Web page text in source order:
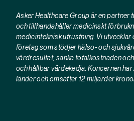
Asker Healthcare Group är en partner
och tillhandahåller medicinskt
medicinteknisk utrustning. Vi
företag som stödjer hälso- och
vårdresultat, sänka totalkostnaden
och hållbar värdekedja. Koncernen
länder och omsätter 12 miljarder